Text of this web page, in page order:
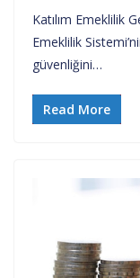
Katılım Emeklilik
Emeklilik
güvenliğini…
Read More